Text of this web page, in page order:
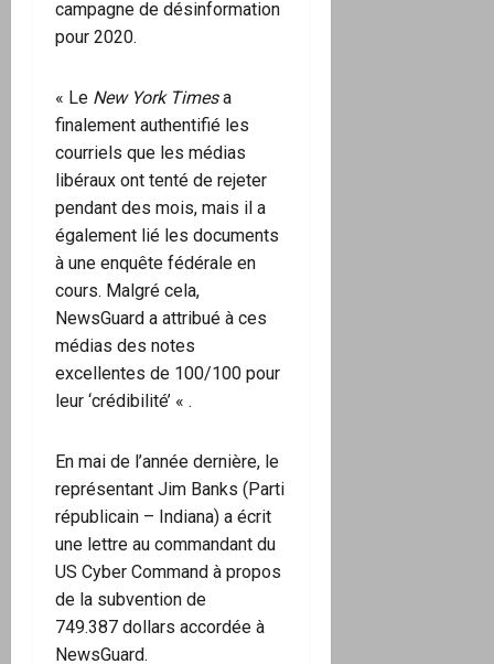
campagne de désinformation
pour 2020.
« Le New York Timesa
finalement authentifié les
courriels que les médias
libéraux ont tenté de rejeter
pendant des mois, mais il a
également lié les documents
à une enquête fédérale en
cours. Malgré cela,
NewsGuard a attribué à ces
médias des notes
excellentes de 100/100 pour
leur ‘crédibilité’ « .
En mai de l’année dernière, le
représentant Jim Banks (Parti
républicain – Indiana) a écrit
une lettre au commandant du
US Cyber Command à propos
de la subvention de
749.387 dollars accordée à
NewsGuard.